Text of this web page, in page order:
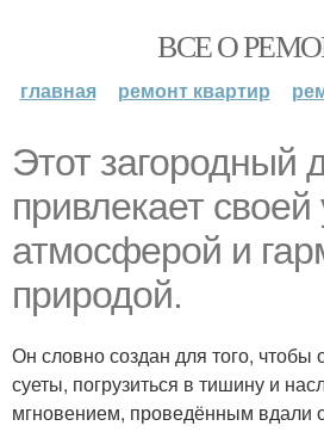
ВСЕ О
главная ремонт квартир
Этот загородный
привлекает
атмосферой и
природой.
Он словно создан для того, чтобы
суеты, погрузиться в тишину и
мгновением, проведённым вдали